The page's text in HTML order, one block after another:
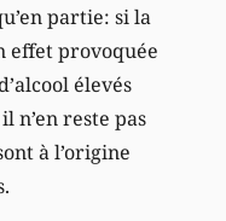
partie: si la
effet provoquée
élevés
n’en reste pas
à l’origine